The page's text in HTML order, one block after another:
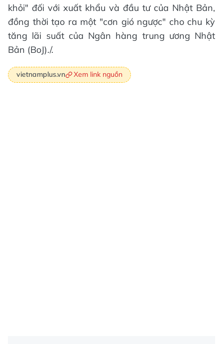
khỏi" đối với xuất khẩu và đầu tư của Nhật Bản,
đồng thời tạo ra một "cơn gió ngược" cho chu kỳ
tăng lãi suất của Ngân hàng trung ương Nhật
Bản (BoJ)./.
vietnamplus.vn Xem link nguồn